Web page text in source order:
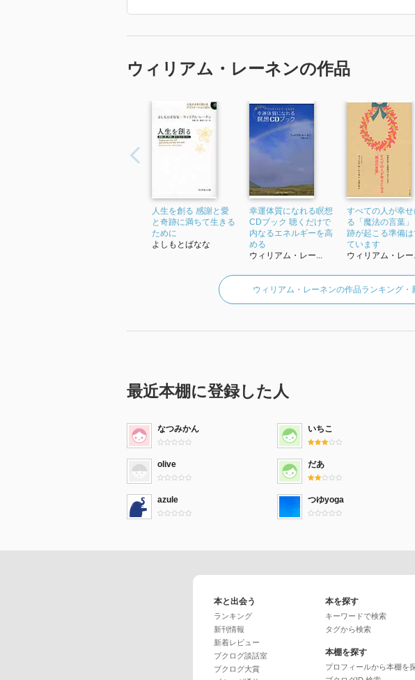
ウィリアム・レーネンの作品
人生を創る 感謝と愛
と奇跡に満ちて生きる
ために
よしもとばなな
幸運体質になれる瞑想
CDブック 聴くだけで
内なるエネルギーを高
める
ウィリアム・レー...
すべての人が幸せ
る「魔法の言葉
跡が起こる準備は
ています
ウィリアム・レー
ウィリアム・レーネンの作品ランキング・
最近本棚に登録した人
なつみかん いちこ
olive だあ
azule つゆyoga
本と出会う
ランキング
新刊情報
新着レビュー
ブクログ談話室
ブクログ大賞
本を探す
キーワードで検索
タグから検索
本棚を探す
プロフィールから本棚を